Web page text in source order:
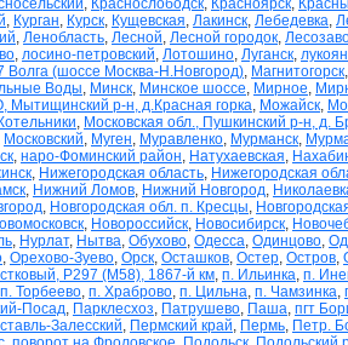
, Краснослободск, Красноярск,
, Курган, Курск, Кущевская, Лакинск, Лебедевка,
, Ленобласть, Лесной, Лесной городок,
, лосино-петровский, Лотошино, Луганск,
Волга (шоссе Москва-Н.Новгород), Магнитогорск,
Воды, Минск, Минское шоссе, Мирное,
Мытищинский р-н, д.Красная горка, Можайск,
, Московская обл., Пушкинский р-н, д.
Московский, Муген, Муравленко, Мурманск,
, наро-Фоминский район, Натухаевская,
, Нижегородская область, Нижегородская
, Нижний Ломов, Нижний Новгород,
, Новгородская обл. п. Кресцы,
, Новороссийск, Новосибирск,
, Нурлат, Нытва, Обухово, Одесса, Одинцово,
, Орехово-Зуево, Орск, Осташков, Остер, Остров,
Р297 (М58), 1867-й км, п. Ильинка, п.
п. Торбеево, п. Храброво, п. Цильна, п. Чамзинка,
Посад, Парклесхоз, Патрушево, Паша, пгт
Залесский, Пермский край, Пермь, Петр.